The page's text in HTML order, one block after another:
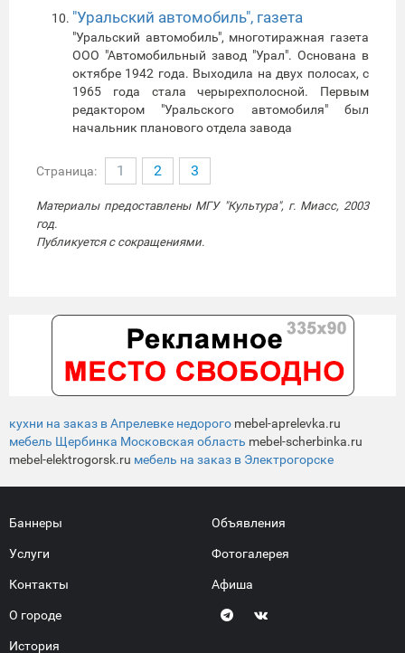
"Уральский автомобиль", газета
"Уральский автомобиль", многотиражная газета
ООО "Автомобильный завод "Урал". Основана в
октябре 1942 года. Выходила на двух полосах, с
1965 года стала черырехполосной. Первым
редактором "Уральского автомобиля" был
начальник планового отдела завода
Страница: 1 2 3
Материалы предоставлены МГУ "Культура", г. Миасс, 2003
год.
Публикуется с сокращениями.
кухни на заказ в Апрелевке недорого mebel-aprelevka.ru
мебель Щербинка Московская область mebel-scherbinka.ru
mebel-elektrogorsk.ru мебель на заказ в Электрогорске
Баннеры
Услуги
Контакты
О городе
История
Объявления
Фотогалерея
Афиша